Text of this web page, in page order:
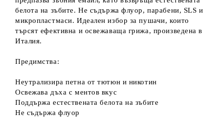
белота на зъбите. Не съдържа флуор, парабени, SLS и
микропластмаси. Идеален избор за пушачи, които
търсят ефективна и освежаваща грижа, произведена в
Италия.
Предимства:
Неутрализира петна от тютюн и никотин
Освежава дъха с ментов вкус
Поддържа естествената белота на зъбите
Не съдържа флуор